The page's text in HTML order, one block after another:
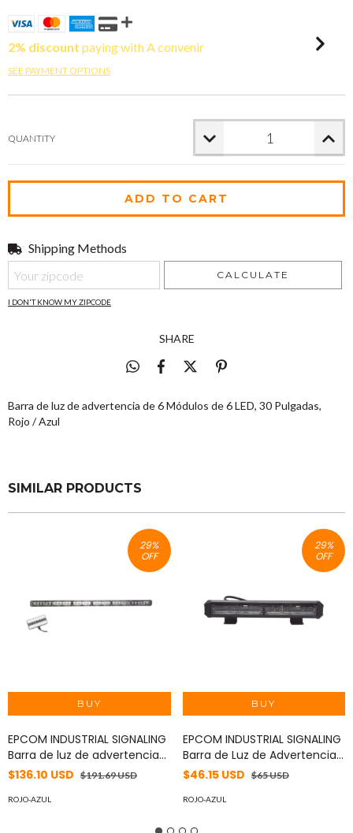
2% discount paying with A convenir
SEE PAYMENT OPTIONS
QUANTITY
Shipping for zipcode:
Shipping Methods
CALCULATE
I DON'T KNOW MY ZIPCODE
SHARE
Barra de luz de advertencia de 6 Módulos de 6 LED, 30 Pulgadas,
Rojo / Azul
SIMILAR PRODUCTS
29%
OFF
EPCOM INDUSTRIAL SIGNALING
Barra de luz de advertencia
de 6 Módulos de 6 LED, 30
XLT2136RW
$136.10 USD $191.69 USD
ROJO-AZUL
29%
OFF
EPCOM INDUSTRIAL SIGNALING
Barra de Luz de Advertencia,
2 Módulos de 6 LED, 11
XLT2132A
$46.15 USD $65 USD
ROJO-AZUL